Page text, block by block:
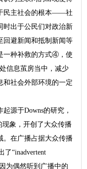
民主社会的根本——社
时出于公民们对政治新
避新闻和抵制新闻等
一种补救的方式④，使
信息茧房当中，减少
和社会外部环境的一定
源于Downs的研究，
现象，开创了大众传播
。在广播占据大众传播
了“inadvertent
为偶然听到广播中的